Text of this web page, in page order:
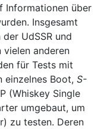
Informationen über
Insgesamt
UdSSR und
vielen anderen
für Tests mit
einzelnes Boot, S-
(Whiskey Single
umgebaut, um
zu testen. Deren